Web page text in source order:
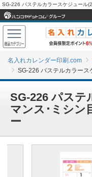
名入れカレンダー印刷.com
SG-226 パステルカラース
SG-226 パステ
マンス･ミシン
ー